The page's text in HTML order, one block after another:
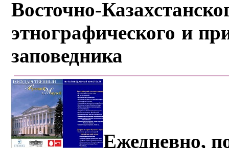
Восточно-
этнографического и
заповедника
Ежедневно,